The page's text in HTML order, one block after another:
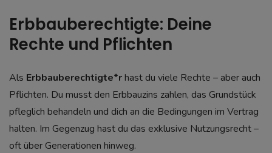
Erbbauberechtigte: Deine
Rechte und Pflichten
Als Erbbauberechtigte*rhast du viele Rechte – aber auch
Pflichten. Du musst den Erbbauzins zahlen, das Grundstück
pfleglich behandeln und dich an die Bedingungen im Vertrag
halten. Im Gegenzug hast du das exklusive Nutzungsrecht –
oft über Generationen hinweg.